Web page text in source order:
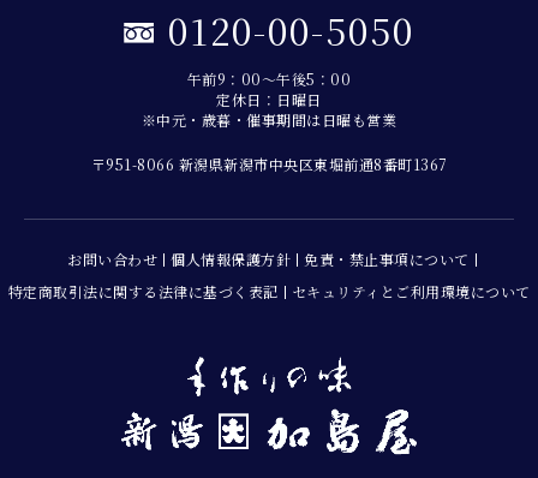
0120-00-5050
午前9：00～午後5：00
定休日：日曜日
※中元・歳暮・催事期間は日曜も営業
〒951-8066 新潟県新潟市中央区東堀前通8番町1367
お問い合わせ 個人情報保護方針
免責・禁止事項について
特定商取引法に関する法律に基づく表記
セキュリティとご利用環境について